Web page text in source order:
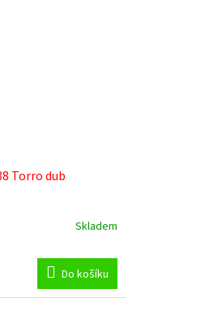
Torro dub
Skladem
Do košíku